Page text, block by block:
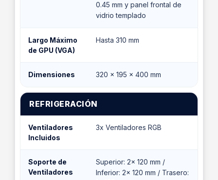
0.45 mm y panel frontal de
vidrio templado
Largo Máximo
de GPU (VGA)
Hasta 310 mm
Dimensiones 320 x 195 x 400 mm
REFRIGERACIÓN
Ventiladores
Incluidos
3x Ventiladores RGB
Soporte de
Ventiladores
Superior: 2x 120 mm /
Inferior: 2x 120 mm / Trasero: